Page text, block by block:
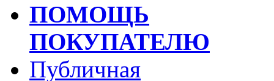
ПОМОЩЬ
ПОКУПАТЕЛЮ
Публичная